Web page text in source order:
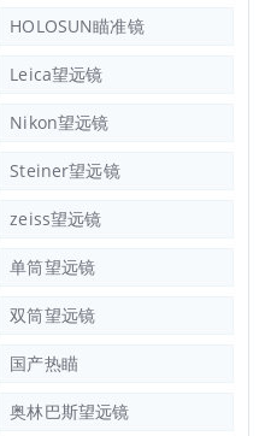
HOLOSUN瞄准镜
Leica望远镜
Nikon望远镜
Steiner望远镜
zeiss望远镜
单筒望远镜
双筒望远镜
国产热瞄
奥林巴斯望远镜